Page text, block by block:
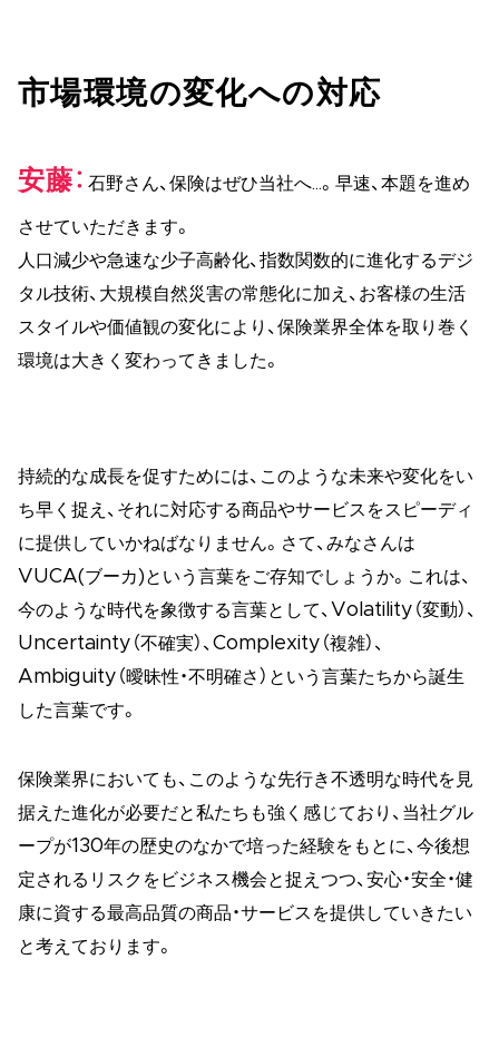
市場環境の変化への対応
安藤 石野さん、保険はぜひ当社へ…。早速、本題を進め
させていただきます。
人口減少や急速な少子高齢化、指数関数的に進化するデジ
タル技術、大規模自然災害の常態化に加え、お客様の生活
スタイルや価値観の変化により、保険業界全体を取り巻く
環境は大きく変わってきました。
持続的な成長を促すためには、このような未来や変化をい
ち早く捉え、それに対応する商品やサービスをスピーディ
に提供していかねばなりません。さて、みなさんは
VUCA(ブーカ)という言葉をご存知でしょうか。これは、
今のような時代を象徴する言葉として、Volatility（変動）、
Uncertainty（不確実）、Complexity（複雑）、
Ambiguity（曖昧性・不明確さ）という言葉たちから誕生
した言葉です。
保険業界においても、このような先行き不透明な時代を見
据えた進化が必要だと私たちも強く感じており、当社グル
ープが130年の歴史のなかで培った経験をもとに、今後想
定されるリスクをビジネス機会と捉えつつ、安心・安全・健
康に資する最高品質の商品・サービスを提供していきたい
と考えております。